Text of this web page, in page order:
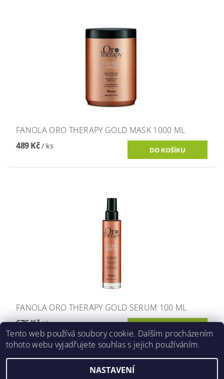
FANOLA ORO THERAPY GOLD MASK 1000 ML
489 Kč/ ks
FANOLA ORO THERAPY GOLD SERUM 100 ML
676 Kč/ ks
Tento web používá soubory cookie. Dalším procházením
tohoto webu vyjadřujete souhlas s jejich používáním.
NASTAVENÍ